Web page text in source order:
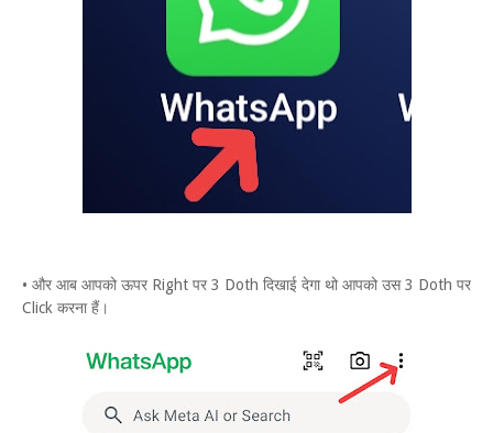
• और आब आपको ऊपर Right पर 3 Doth दिखाई देगा थो आपको उस 3 Doth पर
Click करना हैं।